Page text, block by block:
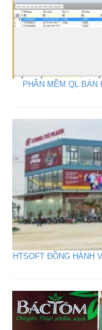
PHẦN MỀM QL
HTSOFT ĐỒNG HÀNH